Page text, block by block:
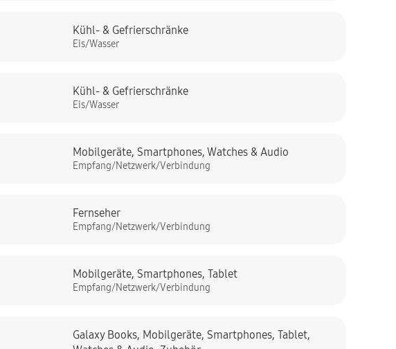
Kühl- & Gefrierschränke
Eis/Wasser
Kühl- & Gefrierschränke
Eis/Wasser
Mobilgeräte,Smartphones,Watches & Audio
Empfang/Netzwerk/Verbindung
Fernseher
Empfang/Netzwerk/Verbindung
Mobilgeräte,Smartphones,Tablet
Empfang/Netzwerk/Verbindung
Galaxy Books, Mobilgeräte,Smartphones,Tablet,